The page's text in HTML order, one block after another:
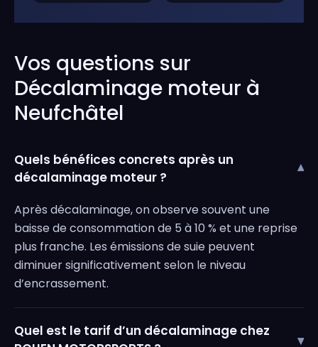
Vos questions sur
Décalaminage moteur à
Neufchâtel
Quels bénéfices concrets après un
décalaminage moteur ?
▾
Après décalaminage, on observe souvent une
baisse de consommation de 5 à 10 % et une reprise
plus franche. Les émissions de suie peuvent
diminuer significativement selon le niveau
d’encrassement.
Quel est le tarif d’un décalaminage chez
▾